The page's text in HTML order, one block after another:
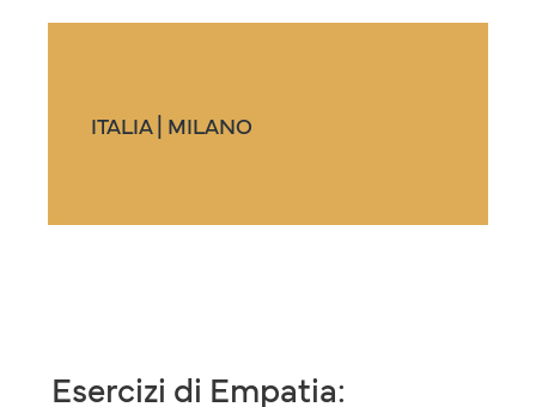
ITALIA | MILANO
Esercizi di Empatia: